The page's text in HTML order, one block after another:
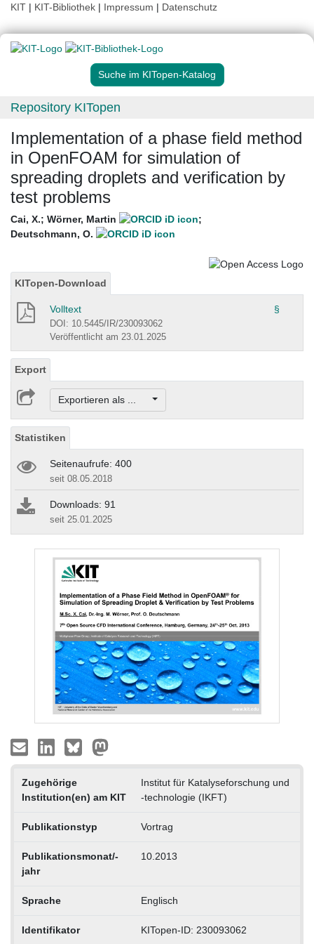
KIT | KIT-Bibliothek | Impressum | Datenschutz
Suche im KITopen-Katalog
Repository KITopen
Implementation of a phase field method
in OpenFOAM for simulation of
spreading droplets and verification by
test problems
Cai, X.; Wörner, Martin
;
Deutschmann, O.
KITopen-Download
Volltext §
DOI: 10.5445/IR/230093062
Veröffentlicht am 23.01.2025
Export
Exportieren als ...
Statistiken
Seitenaufrufe: 400
seit 08.05.2018
Downloads: 91
seit 25.01.2025
Zugehörige
Institution(en) am KIT
Institut für Katalyseforschung und
-technologie (IKFT)
Publikationstyp Vortrag
Publikationsmonat/-
jahr
10.2013
Sprache Englisch
Identifikator KITopen-ID: 230093062